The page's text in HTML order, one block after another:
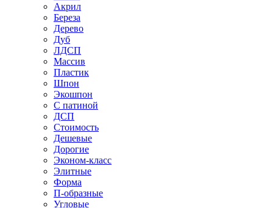
Акрил
Береза
Дерево
Дуб
ЛДСП
Массив
Пластик
Шпон
Экошпон
С патиной
ДСП
Стоимость
Дешевые
Дорогие
Эконом-класс
Элитные
Форма
П-образные
Угловые